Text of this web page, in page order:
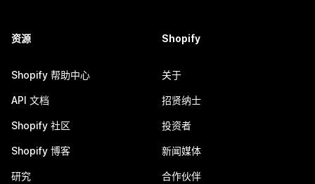
资源
Shopify 帮助中心
API 文档
Shopify 社区
Shopify 博客
研究
Shopify
关于
招贤纳士
投资者
新闻媒体
合作伙伴